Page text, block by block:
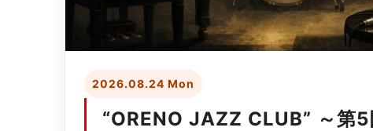
2026.08.24 Mon
“ORENO JAZZ CLUB” ～第